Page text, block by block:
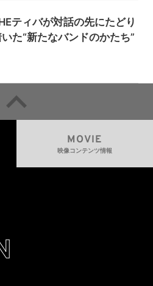
ティバが対話の先にたどり
た“新たなバンドのかたち”
MOVIE
映像コンテンツ情報